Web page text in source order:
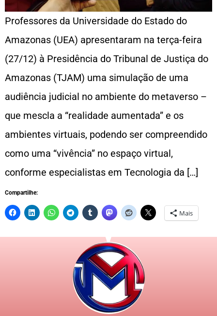
Professores da Universidade do Estado do
Amazonas (UEA) apresentaram na terça-feira
(27/12) à Presidência do Tribunal de Justiça do
Amazonas (TJAM) uma simulação de uma
audiência judicial no ambiente do metaverso –
que mescla a “realidade aumentada” e os
ambientes virtuais, podendo ser compreendido
como uma “vivência” no espaço virtual,
conforme especialistas em Tecnologia da […]
Compartilhe:
Mais